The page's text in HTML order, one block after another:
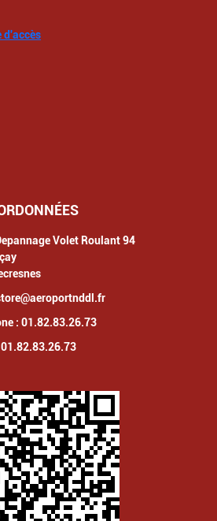
Volet Roulant 94
: 01.82.83.26.73
01.82.83.26.73